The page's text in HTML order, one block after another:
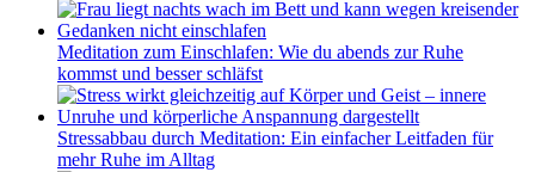
Meditation zum Einschlafen: Wie du abends zur Ruhe
kommst und besser schläfst
Stressabbau durch Meditation: Ein einfacher Leitfaden für
mehr Ruhe im Alltag